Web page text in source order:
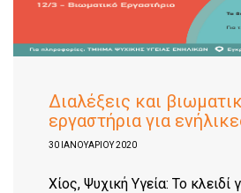
Διαλέξεις και
εργαστήρια για
30 ΙΑΝΟΥΑΡΊΟΥ 2020
Χίος, Ψυχική Υγεία: Το κλειδί